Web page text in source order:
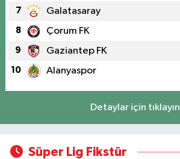
7 Galatasaray
8 Çorum FK
9 Gaziantep FK
10 Alanyaspor
Detaylar için tıklayın
Süper Lig Fikstür